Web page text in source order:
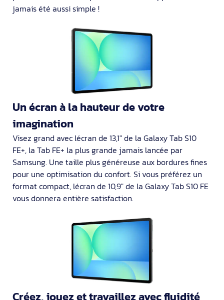
jamais été aussi simple !
Un écran à la hauteur de votre
imagination
Visez grand avec lécran de 13,1" de la Galaxy Tab S10
FE+, la Tab FE+ la plus grande jamais lancée par
Samsung. Une taille plus généreuse aux bordures fines
pour une optimisation du confort. Si vous préférez un
format compact, lécran de 10,9" de la Galaxy Tab S10 FE
vous donnera entière satisfaction.
Créez, jouez et travaillez avec fluidité